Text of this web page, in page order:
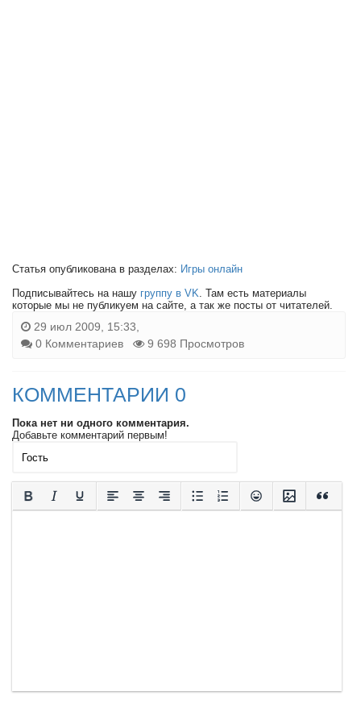
Статья опубликована в разделах: Игры онлайн
Подписывайтесь на нашу группу в VK. Там есть материалы
которые мы не публикуем на сайте, а так же посты от читателей.
29 июл 2009, 15:33,
0 Комментариев
9 698 Просмотров
КОММЕНТАРИИ 0
Пока нет ни одного комментария.
Добавьте комментарий первым!